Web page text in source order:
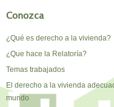
Conozca
¿Qué es derecho a la vivienda?
¿Que hace la Relatoría?
Temas trabajados
El derecho a la vivienda
mundo